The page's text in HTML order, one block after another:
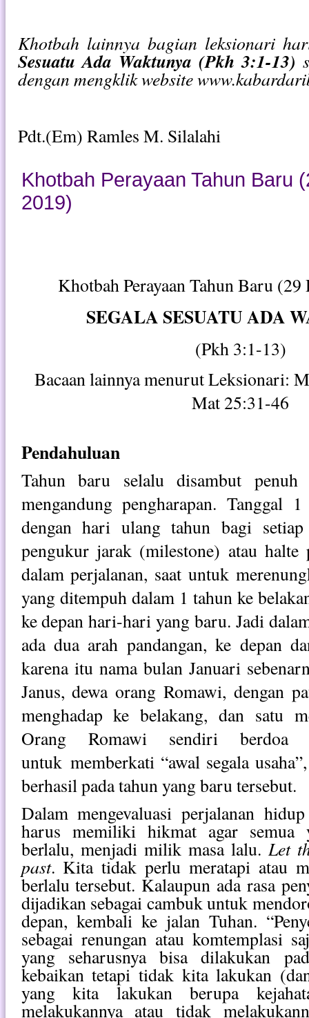
Khotbah lainnya bagian leksionari
Sesuatu Ada Waktunya (Pkh 3:1-13)
dengan mengklik website
Pdt.(Em) Ramles M. Silalahi
Khotbah Perayaan Tahun Baru
2019)
Khotbah Perayaan Tahun Baru (29
SEGALA SESUATU ADA
(Pkh 3:1-13)
Bacaan lainnya menurut Leksionari:
Mat 25:31-46
Pendahuluan
Tahun baru selalu disambut penuh
mengandung pengharapan. Tanggal
dengan hari ulang tahun bagi
pengukur jarak (milestone) atau halte
dalam perjalanan, saat untuk
yang ditempuh dalam 1 tahun ke
ke depan hari-hari yang baru. Jadi
ada dua arah pandangan, ke depan
karena itu nama bulan Januari
Janus, dewa orang Romawi, dengan
menghadap ke belakang, dan satu
Orang Romawi sendiri berdoa
untuk memberkati “awal segala
berhasil pada tahun yang baru tersebut.
Dalam mengevaluasi perjalanan
harus memiliki hikmat agar semua
berlalu, menjadi milik masa lalu.Let
past. Kita tidak perlu meratapi atau
berlalu tersebut. Kalaupun ada rasa
dijadikan sebagai cambuk untuk
depan, kembali ke jalan Tuhan.
sebagai renungan atau komtemplasi
yang seharusnya bisa dilakukan
kebaikan tetapi tidak kita lakukan
yang kita lakukan berupa
melakukannya atau tidak